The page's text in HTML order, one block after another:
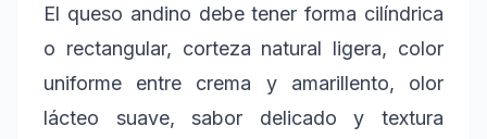
El queso andino debe tener forma cilíndrica
o rectangular, corteza natural ligera, color
uniforme entre crema y amarillento, olor
lácteo suave, sabor delicado y textura